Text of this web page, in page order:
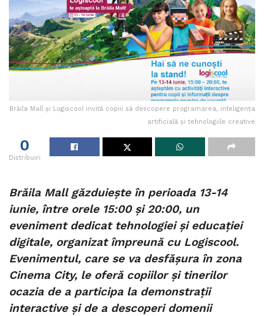
Brăila Mall și Logiscool invită copiii să descopere programarea, inteligența
artificială și tehnologiile creative
0
Distribuiri
Brăila Mall găzduiește în perioada 13-14
iunie, între orele 15:00 și 20:00, un
eveniment dedicat tehnologiei și educației
digitale, organizat împreună cu Logiscool.
Evenimentul, care se va desfășura în zona
Cinema City, le oferă copiilor și tinerilor
ocazia de a participa la demonstrații
interactive și de a descoperi domenii